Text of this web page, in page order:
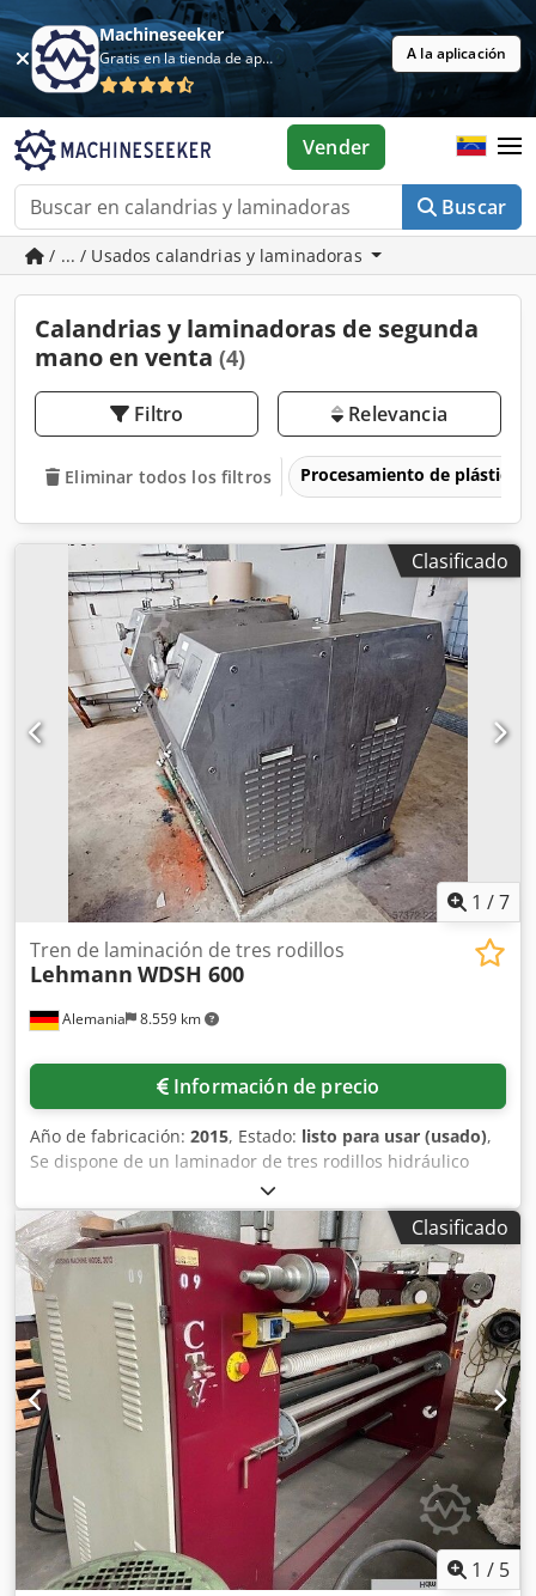
Machineseeker
Gratis en la tienda de aplicaciones A la aplicación
Buscar
Vender
/ ... / Usados calandrias y laminadoras
Calandrias y laminadoras de segunda
mano en venta (4)
Filtro Relevancia
Eliminar todos los filtros Procesamiento de plásticos
Clasificado
1 /7
Alemania 8.559 km
Tren de laminación de tres rodillos
Lehmann WDSH 600
Información de precio
Año de fabricación: 2015, Estado: listo para usar (usado),
Se dispone de un laminador de tres rodillos hidráulico
Lehmann para la molienda fina, la dispersión y la
homogeneización. Ancho de trabajo: 600 mm, diámetro de
los rodillos: 300 mm, peso: aproximadamente 1900 kg.
Incluye cuadro de control y accesorios. Se proporciona
documentación. Es posible realizar una inspección en las
instalaciones. Dodpfxezli Uxe Akkjkr
Clasificado
1 / 5